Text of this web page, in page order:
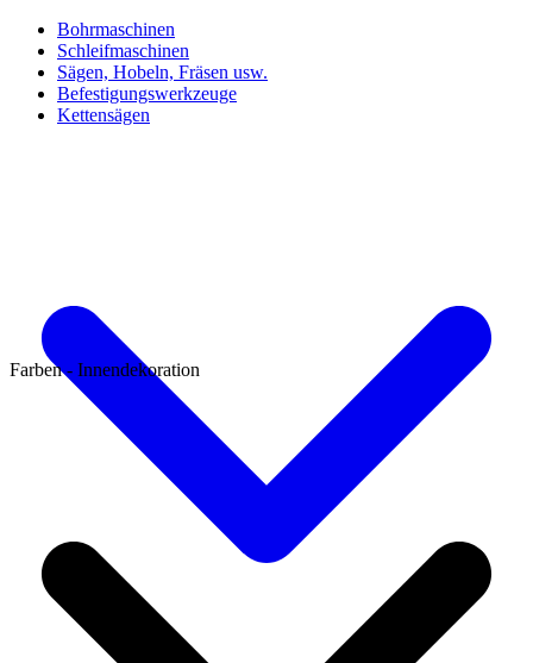
Bohrmaschinen
Schleifmaschinen
Sägen, Hobeln, Fräsen usw.
Befestigungswerkzeuge
Kettensägen
Farben - Innendekoration